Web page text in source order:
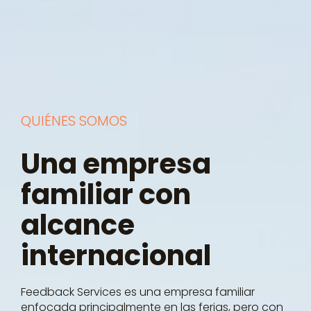
QUIÉNES SOMOS
Una empresa
familiar con
alcance
internacional
Feedback Services es una empresa familiar
enfocada principalmente en las ferias, pero con